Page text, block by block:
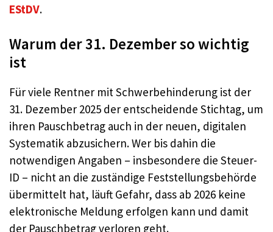
EStDV.
Warum der 31. Dezember so wichtig
ist
Für viele Rentner mit Schwerbehinderung ist der
31. Dezember 2025 der entscheidende Stichtag, um
ihren Pauschbetrag auch in der neuen, digitalen
Systematik abzusichern. Wer bis dahin die
notwendigen Angaben – insbesondere die Steuer-
ID – nicht an die zuständige Feststellungsbehörde
übermittelt hat, läuft Gefahr, dass ab 2026 keine
elektronische Meldung erfolgen kann und damit
der Pauschbetrag verloren geht.